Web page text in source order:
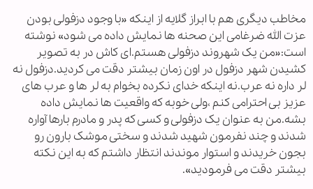
مخاطب دیگری هم با ابراز گلایه از اینکه «با وجود دزفولی بودن
عزت الله ضرغامی این صحنه ها نمایش داده می شود» نوشته
است:«من یک شهروند دزفولی هستم.ای کاش در به تصویر
کشیدن شهر دزفول در اون زمان بیشتر دقت می کردید.دزفول نه
لر داره نه عرب.نه اینکه خدای نکرده بخوام به لر ها و عرب های
عزیز بی احترامی کنم ،ولی خوبه که واقعیت ها نمایش داده
بشه.من به عنوان یک دزفولی و کسی که پدر و مادرم بارها آواره
شدند و چند نفرمون شهید شدند و سختی موشک بارون رو
بجون خریدند و استوار موندند انتظار داشتم که به این نکته
بیشتر دقت می فرمودید».